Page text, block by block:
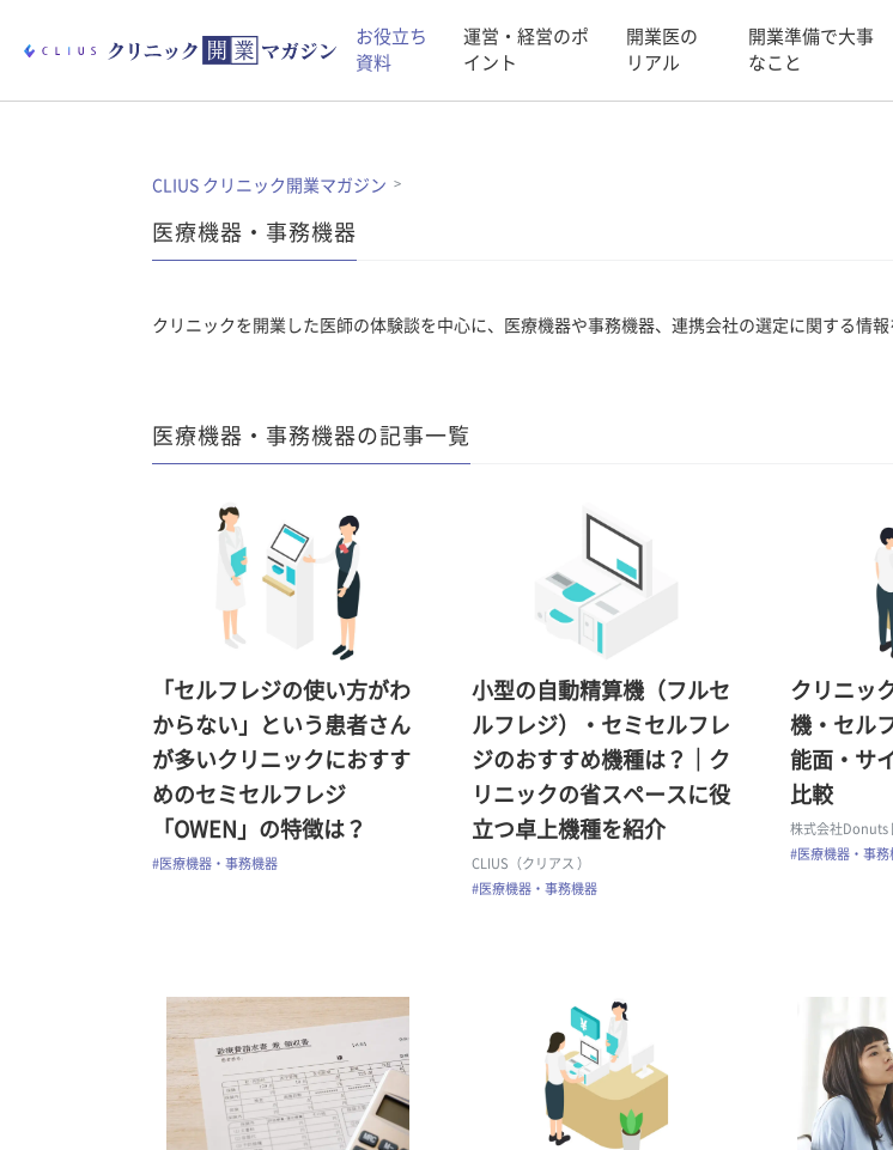
お役立ち
資料
運営・経営のポ
イント
開業医の
リアル
開業準備で大事
なこと
CLIUS クリニック開業マガジン
医療機器・事務機器
クリニックを開業した医師の体験談を中心に、医療機器や事務機器、連携会社の選定に関する情報
医療機器・事務機器の記事一覧
「セルフレジの使い方がわ
からない」という患者さん
が多いクリニックにおすす
めのセミセルフレジ
「OWEN」の特徴は？
#医療機器・事務機器
小型の自動精算機（フルセ
ルフレジ）・セミセルフレ
ジのおすすめ機種は？｜ク
リニックの省スペースに役
立つ卓上機種を紹介
CLIUS（クリアス ）
#医療機器・事務機器
クリニッ
機・セル
能面・サ
比較
株式会社Donuts
#医療機器・事務